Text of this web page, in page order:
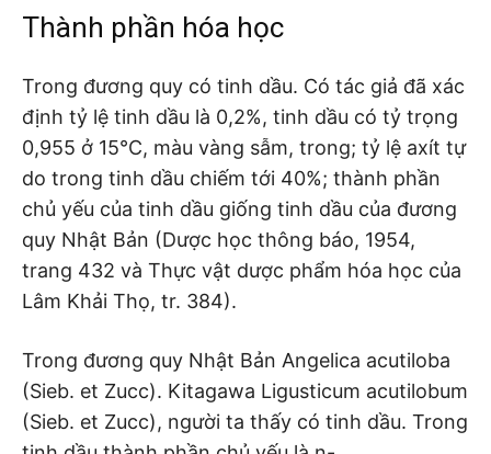
Thành phần hóa học
Trong đương quy có tinh dầu. Có tác giả đã xác
định tỷ lệ tinh dầu là 0,2%, tinh dầu có tỷ trọng
0,955 ở 15°C, màu vàng sẫm, trong; tỷ lệ axít tự
do trong tinh dầu chiếm tới 40%; thành phần
chủ yếu của tinh dầu giống tinh dầu của đương
quy Nhật Bản (Dược học thông báo, 1954,
trang 432 và Thực vật dược phẩm hóa học của
Lâm Khải Thọ, tr. 384).
Trong đương quy Nhật Bản Angelica acutiloba
(Sieb. et Zucc). Kitagawa Ligusticum acutilobum
(Sieb. et Zucc), người ta thấy có tinh dầu. Trong